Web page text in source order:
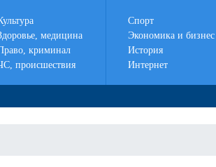
медицина
криминал
происшествия
Спорт
Экономика и бизнес
История
Интернет